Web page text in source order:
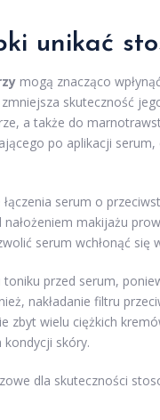
unikać
mogą znacząco
skuteczność
a także do
po aplikacji
serum o
makijażu
serum wchłonąć
przed serum,
nakładanie filtru
zbyt wielu ciężkich
skóry.
dla skuteczności